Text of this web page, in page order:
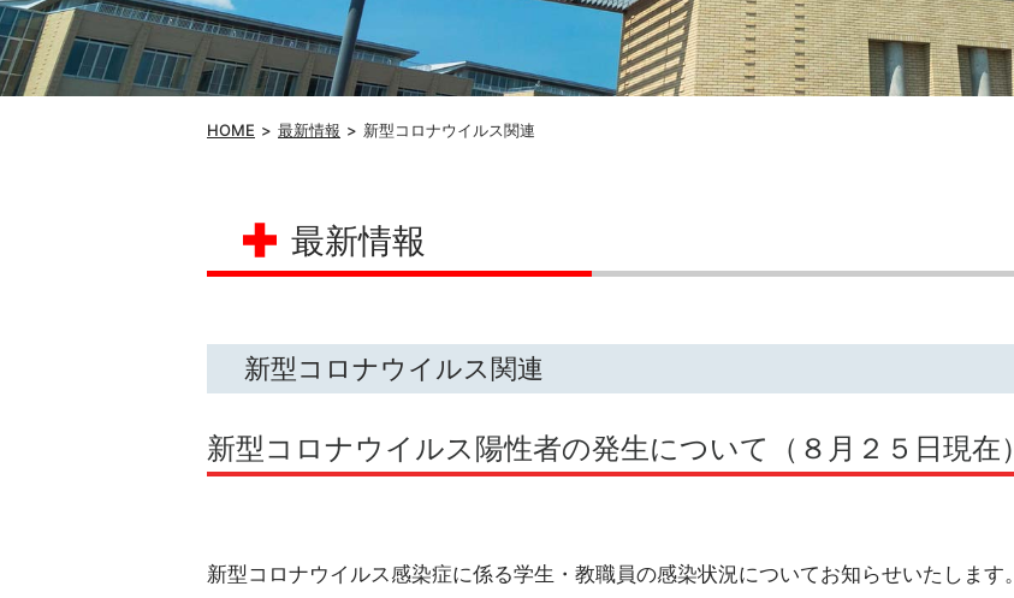
HOME 最新情報 新型コロナウイルス関連
最新情報
新型コロナウイルス関連
新型コロナウイルス陽性者の発生について（８月２５日現在）
新型コロナウイルス感染症に係る学生・教職員の感染状況についてお知らせいたします。